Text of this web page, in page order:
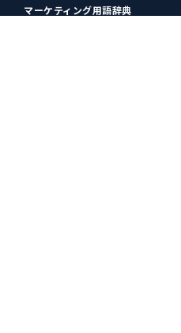
マーケティング用語辞典